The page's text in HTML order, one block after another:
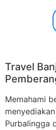
Travel
Memahami
Purbalingga